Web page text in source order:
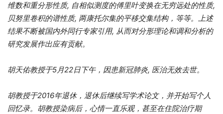
维数和重分形性质, 自相似测度的傅里叶变换在无穷远处的性质,
贝努里卷积的谱性质, 两康托尔集的平移交集结构，等等。上述
结果不断被国内外同行专家引用, 从而对分形理论和调和分析的
研究发展作出应有贡献。
胡天佑教授于5月22日下午，因患新冠肺炎, 医治无效去世。
胡教授于2016年退休，退休后继续写学术论文，并开始写个人
回忆录。胡教授染病后，心情一直乐观，甚至在住院治疗期